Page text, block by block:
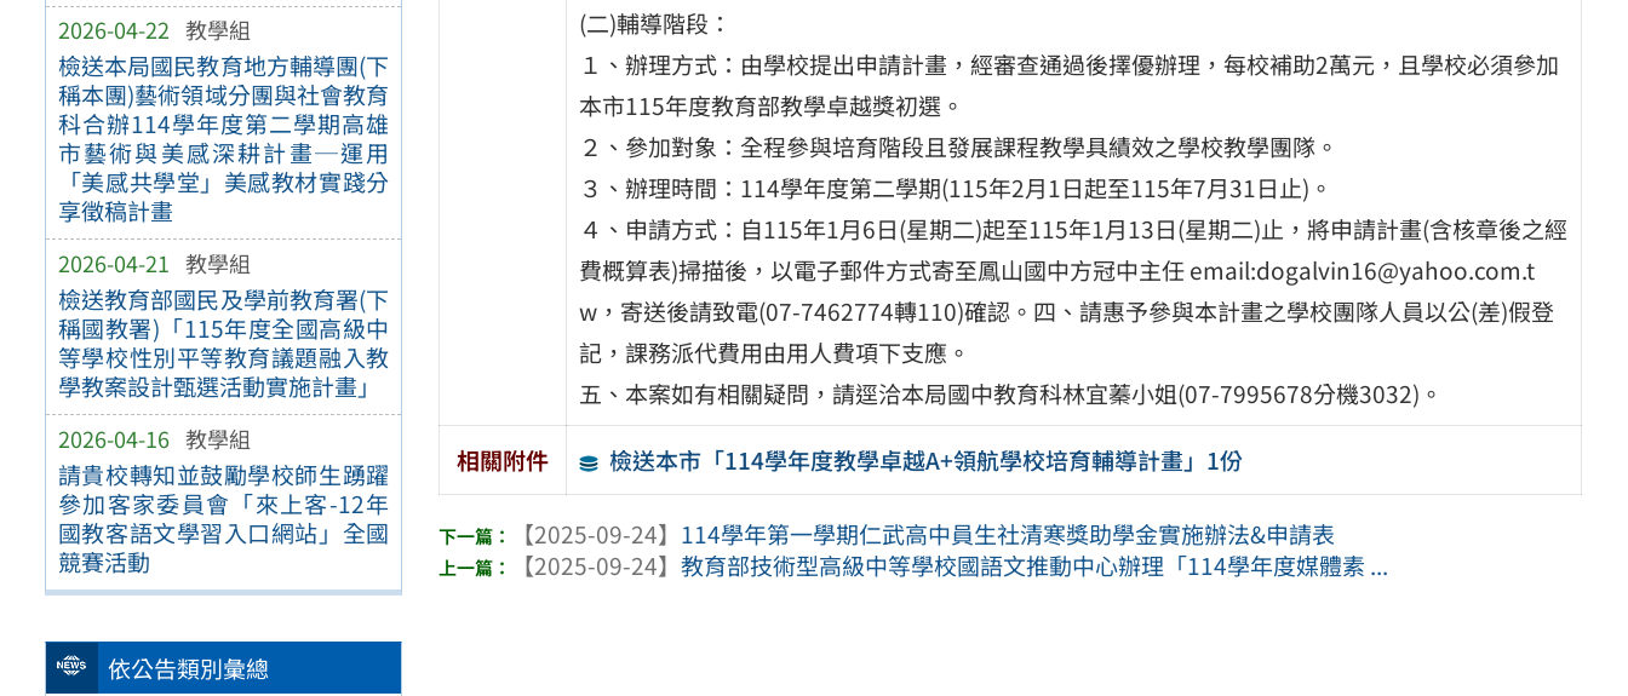
2026-04-22 教學組
檢送本局國民教育地方輔導團(下
稱本團)藝術領域分團與社會教育
科合辦114學年度第二學期高雄
市藝術與美感深耕計畫─運用
「美感共學堂」美感教材實踐分
享徵稿計畫
2026-04-21 教學組
檢送教育部國民及學前教育署(下
稱國教署)「115年度全國高級中
等學校性別平等教育議題融入教
學教案設計甄選活動實施計畫」
2026-04-16 教學組
請貴校轉知並鼓勵學校師生踴躍
參加客家委員會「來上客-12年
國教客語文學習入口網站」全國
競賽活動
依公告類別彙總
(二)輔導階段：
１、辦理方式：由學校提出申請計畫，經審查通過後擇優辦理，每校補助2萬元，且學校必須參加
本市115年度教育部教學卓越獎初選。
２、參加對象：全程參與培育階段且發展課程教學具績效之學校教學團隊。
３、辦理時間：114學年度第二學期(115年2月1日起至115年7月31日止)。
４、申請方式：自115年1月6日(星期二)起至115年1月13日(星期二)止，將申請計畫(含核章後之經
費概算表)掃描後，以電子郵件方式寄至鳳山國中方冠中主任 email:dogalvin16@yahoo.com.t
w，寄送後請致電(07-7462774轉110)確認。四、請惠予參與本計畫之學校團隊人員以公(差)假登
記，課務派代費用由用人費項下支應。
五、本案如有相關疑問，請逕洽本局國中教育科林宜蓁小姐(07-7995678分機3032)。
相關附件
檢送本市「114學年度教學卓越A+領航學校培育輔導計畫」1份
【2025-09-24】 114學年第一學期仁武高中員生社清寒獎助學金實施辦法&申請表
【2025-09-24】教育部技術型高級中等學校國語文推動中心辦理「114學年度媒體素 ...